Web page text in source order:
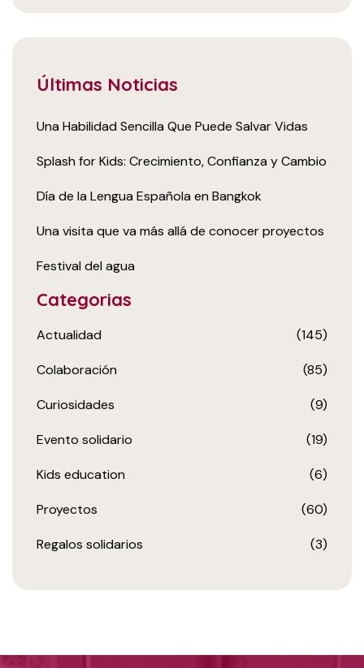
Últimas Noticias
Una Habilidad Sencilla Que Puede Salvar Vidas
Splash for Kids: Crecimiento, Confianza y Cambio
Día de la Lengua Española en Bangkok
Una visita que va más allá de conocer proyectos
Festival del agua
Categorias
Actualidad (145)
Colaboración (85)
Curiosidades (9)
Evento solidario (19)
Kids education (6)
Proyectos (60)
Regalos solidarios (3)